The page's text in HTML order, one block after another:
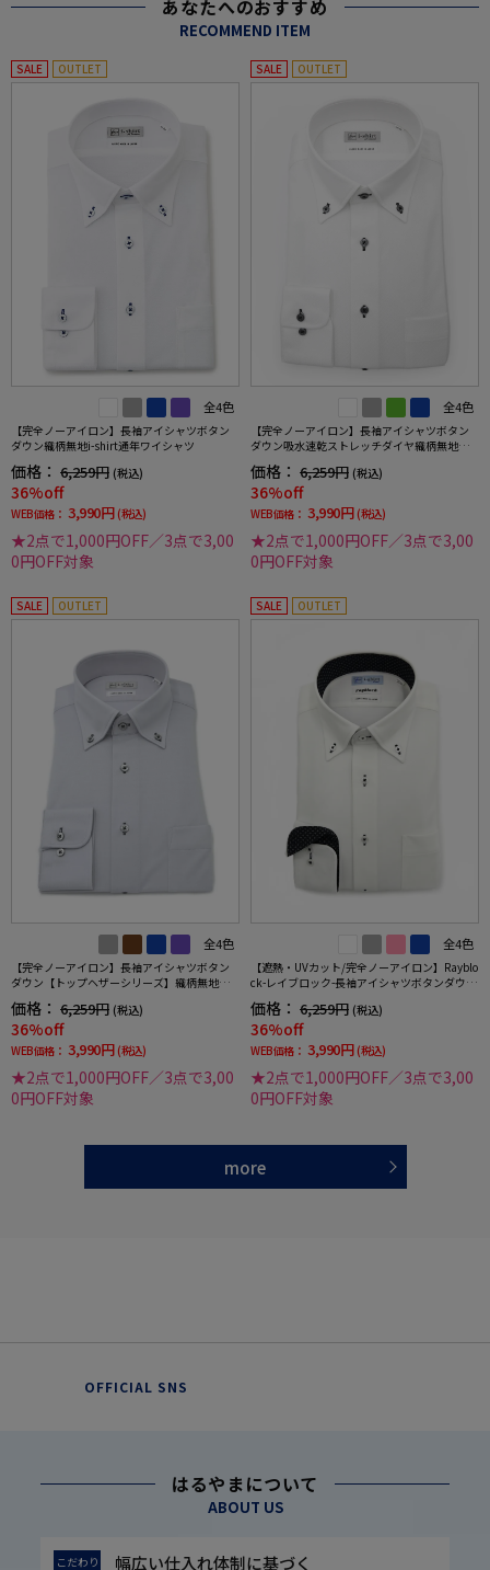
あなたへのおすすめ
RECOMMEND ITEM
SALE OUTLET
全4色
【完全ノーアイロン】長袖アイシャツボタン
ダウン織柄無地i-shirt通年ワイシャツ
価格： 6,259円 (税込)
36%off
WEB価格： 3,990円 (税込)
★2点で1,000円OFF／3点で3,00
0円OFF対象
SALE OUTLET
全4色
【完全ノーアイロン】長袖アイシャツボタン
ダウン吸水速乾ストレッチダイヤ織柄無地ワ
価格： 6,259円 (税込)
36%off
WEB価格： 3,990円 (税込)
★2点で1,000円OFF／3点で3,00
0円OFF対象
SALE OUTLET
全4色
【完全ノーアイロン】長袖アイシャツボタン
ダウン【トップヘザーシリーズ】織柄無地ワ
価格： 6,259円 (税込)
36%off
WEB価格： 3,990円 (税込)
★2点で1,000円OFF／3点で3,00
0円OFF対象
SALE OUTLET
全4色
【遮熱・UVカット/完全ノーアイロン】Rayblo
ck-レイブロック-長袖アイシャツボタンダウン
価格： 6,259円 (税込)
36%off
WEB価格： 3,990円 (税込)
★2点で1,000円OFF／3点で3,00
0円OFF対象
more
OFFICIAL SNS
はるやまについて
ABOUT US
こだわり
幅広い仕入れ体制に基づく